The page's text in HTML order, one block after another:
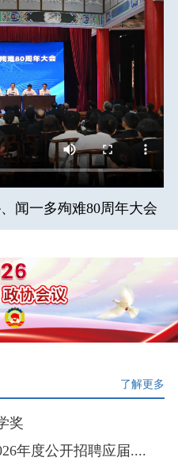
闻一多殉难80周年大会
了解更多
奖
年度公开招聘应届....